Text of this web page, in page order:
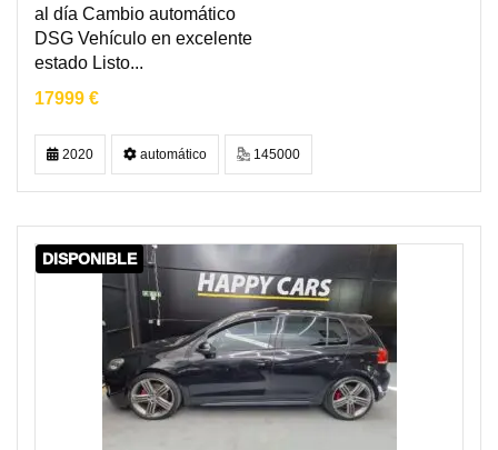
al día Cambio automático
DSG Vehículo en excelente
estado Listo...
17999 €
2020 automático 145000
DISPONIBLE